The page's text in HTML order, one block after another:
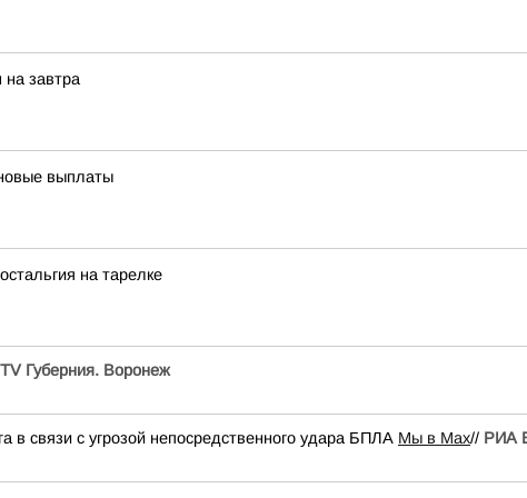
завтра
выплаты
на тарелке
TV Губерния. Воронеж
связи с угрозой непосредственного удара БПЛА Мы в Мах// РИА